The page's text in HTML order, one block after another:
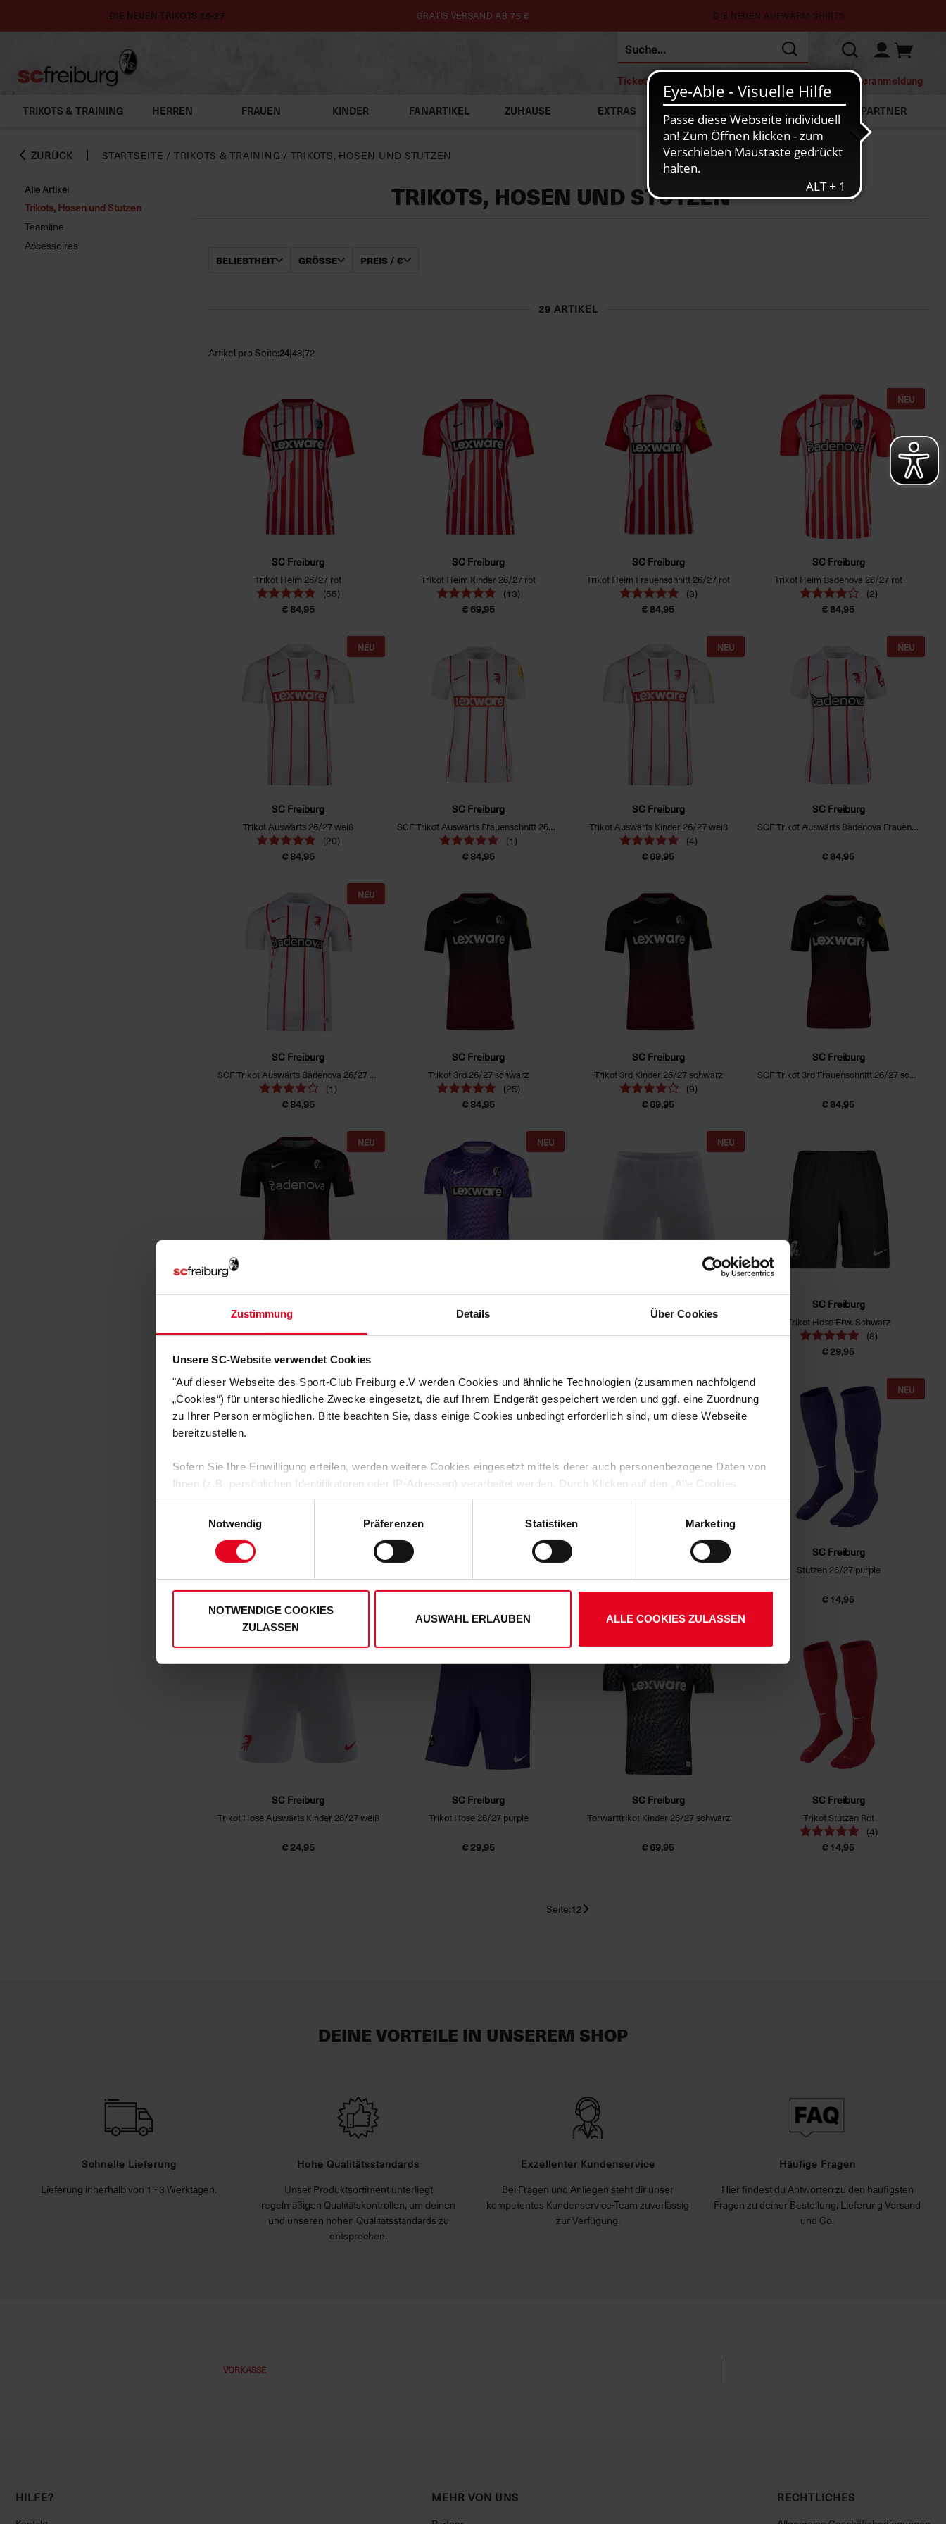
Zustimmung Details Über Cookies
Unsere SC-Website verwendet Cookies
"Auf dieser Webseite des Sport-Club Freiburg e.V werden Cookies und ähnliche Technologien (zusammen nachfolgend
„Cookies“) für unterschiedliche Zwecke eingesetzt, die auf Ihrem Endgerät gespeichert werden und ggf. eine Zuordnung
zu Ihrer Person ermöglichen. Bitte beachten Sie, dass einige Cookies unbedingt erforderlich sind, um diese Webseite
bereitzustellen.
Sofern Sie Ihre Einwilligung erteilen, werden weitere Cookies eingesetzt mittels derer auch personenbezogene Daten von
Ihnen (z.B. persönlichen Identifikatoren oder IP-Adressen) verarbeitet werden. Durch Klicken auf den „Alle Cookies
zulassen“-Button stimmen Sie der Speicherung aller aufgeführten Cookies und der entsprechenden Verarbeitung Ihrer
personenbezogenen Daten für die unten jeweils angegebene Zwecke gem. § 25 Abs. 1 TDDDG, Art. 6 Abs. 1 lit. a DSGVO
Soweit Sie „Notwendige Cookies“ auswählen, werden nur unbedingt erforderliche Cookies eingesetzt. Ihre etwaig erteilten
Notwendig
Präferenzen Statistiken Marketing
NOTWENDIGE COOKIES
ZULASSEN
AUSWAHL ERLAUBEN ALLE COOKIES ZULASSEN
DIE NEUEN TRIKOTS 26-27 GRATIS VERSAND AB 75 € DIE NEUEN AUFWÄRM SHIRTS
Ticketshop Newsletteranmeldung
TRIKOTS & TRAINING HERREN FRAUEN KINDER FANARTIKEL ZUHAUSE EXTRAS PARTNER
ZURÜCK STARTSEITE / TRIKOTS & TRAINING / TRIKOTS, HOSEN UND STUTZEN
Alle Artikel
Trikots, Hosen und Stutzen
Teamline
Accessoires
TRIKOTS, HOSEN UND STUTZEN
BELIEBTHEIT GRÖSSE PREIS / €
29 ARTIKEL
Artikel pro Seite:24|48|72
SC Freiburg
Trikot Heim 26/27 rot
(55)
€ 84,95
SC Freiburg
Trikot Heim Kinder 26/27 rot
(13)
€ 69,95
SC Freiburg
Trikot Heim Frauenschnitt 26/27 rot
(3)
€ 84,95
SC Freiburg
Trikot Heim Badenova 26/27 rot
(2)
€ 84,95
NEU
SC Freiburg
Trikot Auswärts 26/27 weiß
(20)
€ 84,95
NEU
SC Freiburg
SCF Trikot Auswärts Frauenschnitt 26/27 weiß
(1)
€ 84,95
SC Freiburg
Trikot Auswärts Kinder 26/27 weiß
(4)
€ 69,95
NEU
SC Freiburg
SCF Trikot Auswärts Badenova Frauenschnitt 26/27
€ 84,95
NEU
SC Freiburg
SCF Trikot Auswärts Badenova 26/27 weiß
(1)
€ 84,95
NEU
SC Freiburg
Trikot 3rd 26/27 schwarz
(25)
€ 84,95
SC Freiburg
Trikot 3rd Kinder 26/27 schwarz
(9)
€ 69,95
SC Freiburg
SCF Trikot 3rd Frauenschnitt 26/27 schwarz
€ 84,95
Trikot 3rd Badenova 26/27 schwarz
NEU
Torwarttrikot Kinder 26/27 purple
(1)
NEU
SC Freiburg
Trikot Hose Auswärts 26/27 weiß
NEU
SC Freiburg
Trikot Hose Erw. Schwarz
(8)
€ 29,95
NEU NEU NEU
SC Freiburg
Stutzen 26/27 purple
€ 14,95
NEU
SC Freiburg
Trikot Hose Auswärts Kinder 26/27 weiß
€ 24,95
SC Freiburg
Trikot Hose 26/27 purple
€ 29,95
SC Freiburg
Torwarttrikot Kinder 26/27 schwarz
€ 69,95
SC Freiburg
Trikot Stutzen Rot
(4)
€ 14,95
Seite:12
DEINE VORTEILE IN UNSEREM SHOP
Schnelle Lieferung
Lieferung innerhalb von 1 - 3 Werktagen.
Hohe Qualitätsstandards
Unser Produktsortiment unterliegt
regelmäßigen Qualitätskontrollen, um deinen
und unseren hohen Qualitätsstandards zu
entsprechen.
Exzellenter Kundenservice
Bei Fragen und Anliegen steht dir unser
kompetentes Kundenservice-Team zuverlässig
zur Verfügung.
Häufige Fragen
Hier findest du Antworten zu den häufigsten
Fragen zu deiner Bestellung, Lieferung Versand
und Co.
VORKASSE
HILFE? MEHR VON UNS RECHTLICHES